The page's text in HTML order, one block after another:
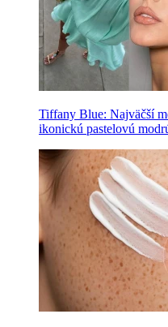
Tiffany Blue: Najväčší
ikonickú pastelovú